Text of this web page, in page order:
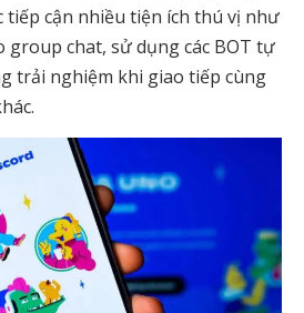
cận nhiều tiện ích thú vị như
group chat, sử dụng các BOT tự
trải nghiệm khi giao tiếp cùng